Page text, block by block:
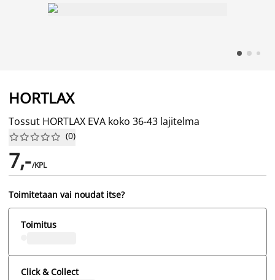
HORTLAX
Tossut HORTLAX EVA koko 36-43 lajitelma





 (0)
7,-/KPL
Toimitetaan vai noudat itse?
Toimitus
Click & Collect